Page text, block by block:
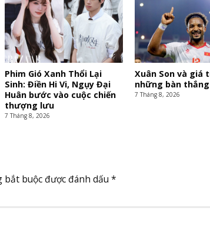
Phim Gió Xanh Thổi Lại
Sinh: Điền Hi Vi, Ngụy Đại
Huân bước vào cuộc chiến
thượng lưu
7 Tháng 8, 2026
Xuân Son và giá
những bàn thắng
7 Tháng 8, 2026
bắt buộc được đánh dấu *